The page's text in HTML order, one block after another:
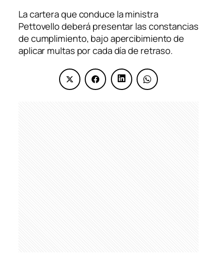
La cartera que conduce la ministra
Pettovello deberá presentar las constancias
de cumplimiento, bajo apercibimiento de
aplicar multas por cada día de retraso.